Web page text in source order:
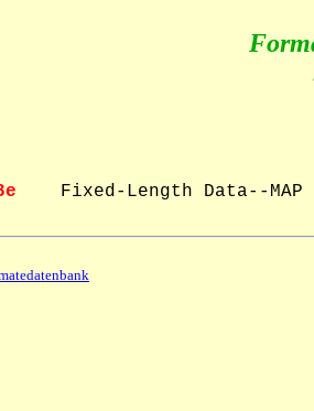
Fixed-Length Data--MAP